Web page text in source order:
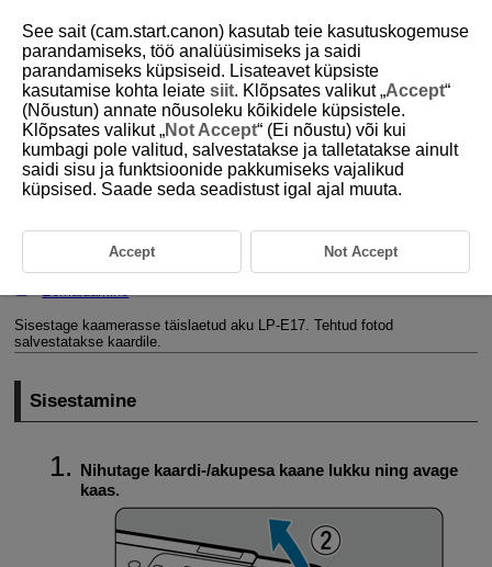
D292-016
Aku ja kaardi
sisestamine/eemaldamine
Kaartide vormindamine
Sisestage kaamerasse täislaetud aku LP-E17. Tehtud fotod
salvestatakse kaardile.
Sisestamine
Nihutage kaardi-/akupesa kaane lukku ning avage
kaas.
See sait (cam.start.canon) kasutab teie kasutuskogemuse
parandamiseks, töö analüüsimiseks ja saidi
parandamiseks küpsiseid. Lisateavet küpsiste
kasutamise kohta leiate siit. Klõpsates valikut „Accept“
(Nõustun) annate nõusoleku kõikidele küpsistele.
Klõpsates valikut „Not Accept“ (Ei nõustu) või kui
kumbagi pole valitud, salvestatakse ja talletatakse ainult
saidi sisu ja funktsioonide pakkumiseks vajalikud
küpsised. Saade seda seadistust igal ajal muuta.
Accept Not Accept